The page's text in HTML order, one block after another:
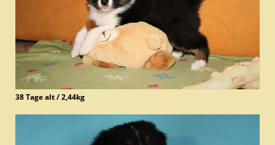
38 Tage alt / 2,44kg